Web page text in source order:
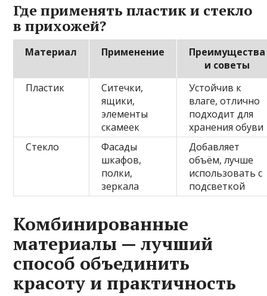
Где применять пластик и стекло
в прихожей?
Материал Применение
Преимущества
и советы
Пластик
Ситечки,
ящики,
элементы
скамеек
Устойчив к
влаге, отлично
подходит для
хранения обуви
Стекло
Фасады
шкафов,
полки,
зеркала
Добавляет
объём, лучше
использовать с
подсветкой
Комбинированные
материалы — лучший
способ объединить
красоту и практичность